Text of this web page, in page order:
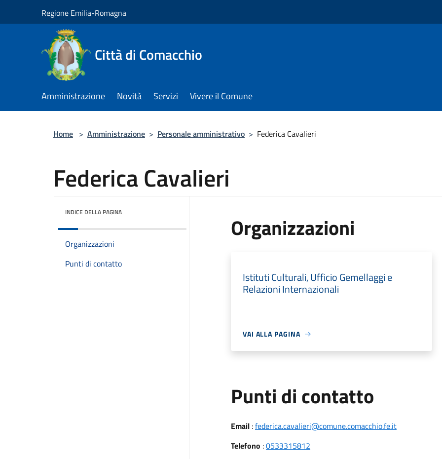
Regione Emilia-Romagna
Città di Comacchio
Amministrazione Novità Servizi Vivere il Comune
Home > Amministrazione > Personale amministrativo > Federica Cavalieri
Federica Cavalieri
INDICE DELLA PAGINA
Organizzazioni
Punti di contatto
Organizzazioni
Istituti Culturali, Ufficio Gemellaggi e
Relazioni Internazionali
VAI ALLA PAGINA
Punti di contatto
Email:federica.cavalieri@comune.comacchio.fe.it
Telefono :0533315812